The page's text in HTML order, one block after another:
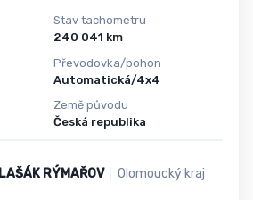
Stav tachometru
240 041 km
Převodovka/pohon
Automatická/4x4
Země původu
Česká republika
RÝMAŘOV Olomoucký kraj